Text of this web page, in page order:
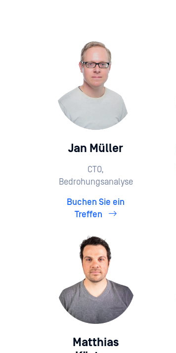
Jan Müller
CTO,
Bedrohungsanalyse
Buchen Sie ein
Treffen
Matthias